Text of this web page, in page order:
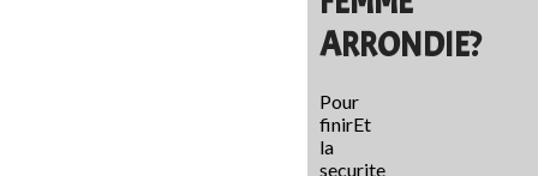
ARRONDIE?
Pour
finirEt
la
securite